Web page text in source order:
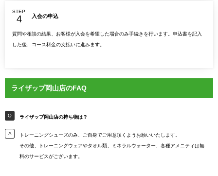
STEP
入会の申込
質問や相談の結果、お客様が入会を希望した場合のみ手続きを行います。申込書を記入
した後、コース料金の支払いに進みます。
ライザップ岡山店のFAQ
ライザップ岡山店の持ち物は？
トレーニングシューズのみ、ご自身でご用意頂くようお願いいたします。
その他、トレーニングウェアやタオル類、ミネラルウォーター、各種アメニティは無
料のサービスがございます。